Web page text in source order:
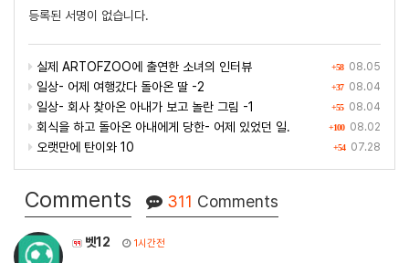
등록된 서명이 없습니다.
+58 08.05
실제 ARTOFZOO에 출연한 소녀의 인터뷰
+37 08.04
일상- 어제 여행갔다 돌아온 딸 -2
+55 08.04
일상- 회사 찾아온 아내가 보고 놀란 그림 -1
+100 08.02
회식을 하고 돌아온 아내에게 당한- 어제 있었던 일.
+54 07.28
오랫만에 탄이와 10
Comments 311 Comments
벳12 1시간전